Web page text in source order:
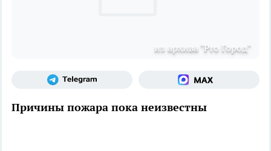
из архива "Pro Город"
Причины пожара пока неизвестны